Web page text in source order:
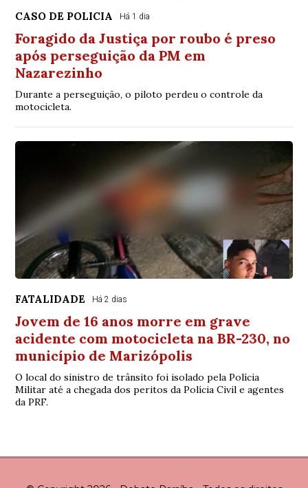
CASO DE POLICIA Há 1 dia
Foragido da Justiça por roubo é preso
após perseguição da PM em
Nazarezinho
Durante a perseguição, o piloto perdeu o controle da
motocicleta.
FATALIDADE Há 2 dias
Jovem de 16 anos morre em grave
acidente com motocicleta na BR-230, no
município de Marizópolis
O local do sinistro de trânsito foi isolado pela Polícia
Militar até a chegada dos peritos da Polícia Civil e agentes
da PRF.